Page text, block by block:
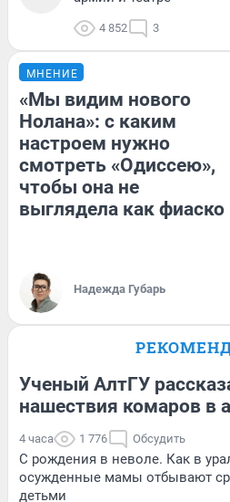
4 852 3
МНЕНИЕ
«Мы видим нового
Нолана»: с каким
настроем нужно
смотреть «Одиссею»,
чтобы она не
выглядела как фиаско
Надежда Губарь
Ученый АлтГУ
нашествия комаров в
4 часа 1 776 Обсудить
С рождения в неволе. Как в
осужденные мамы отбывают
детьми